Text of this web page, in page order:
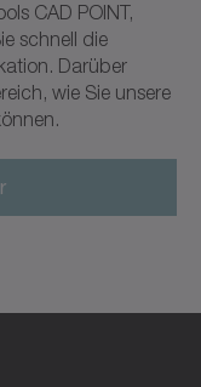
CAD POINT,
schnell die
Darüber
wie Sie unsere